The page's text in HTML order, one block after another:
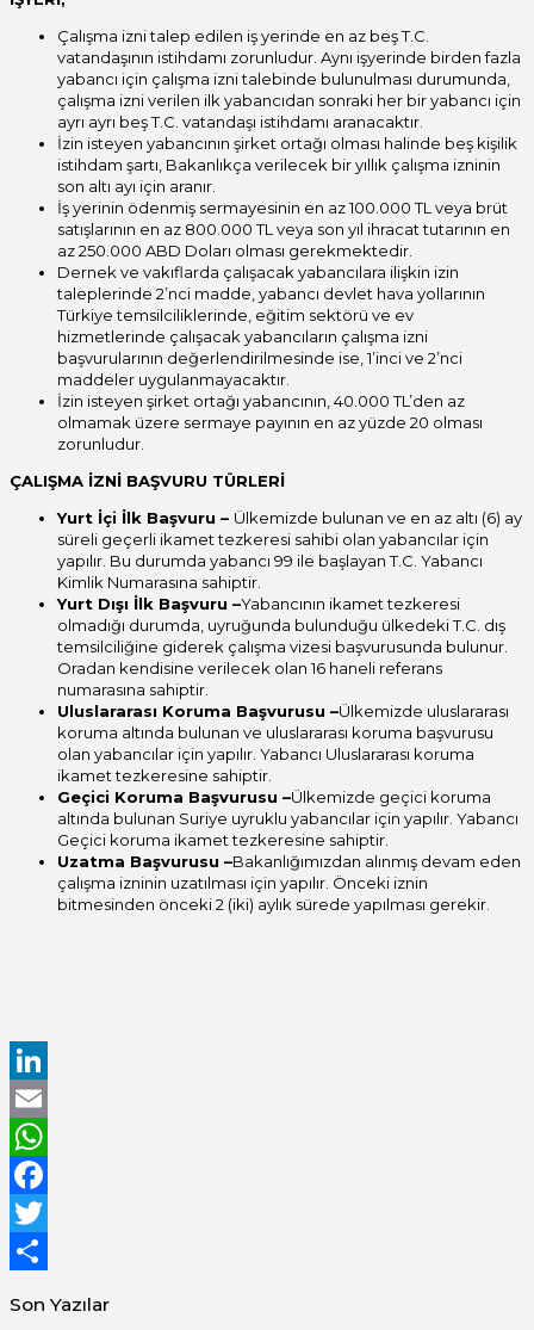
Çalışma izni talep edilen iş yerinde en az beş T.C.
vatandaşının istihdamı zorunludur. Aynı işyerinde birden fazla
yabancı için çalışma izni talebinde bulunulması durumunda,
çalışma izni verilen ilk yabancıdan sonraki her bir yabancı için
ayrı ayrı beş T.C. vatandaşı istihdamı aranacaktır.
İzin isteyen yabancının şirket ortağı olması halinde beş kişilik
istihdam şartı, Bakanlıkça verilecek bir yıllık çalışma izninin
son altı ayı için aranır.
İş yerinin ödenmiş sermayesinin en az 100.000 TL veya brüt
satışlarının en az 800.000 TL veya son yıl ihracat tutarının en
az 250.000 ABD Doları olması gerekmektedir.
Dernek ve vakıflarda çalışacak yabancılara ilişkin izin
taleplerinde 2’nci madde, yabancı devlet hava yollarının
Türkiye temsilciliklerinde, eğitim sektörü ve ev
hizmetlerinde çalışacak yabancıların çalışma izni
başvurularının değerlendirilmesinde ise, 1’inci ve 2’nci
maddeler uygulanmayacaktır.
İzin isteyen şirket ortağı yabancının, 40.000 TL’den az
olmamak üzere sermaye payının en az yüzde 20 olması
zorunludur.
ÇALIŞMA İZNİ BAŞVURU TÜRLERİ
Yurt İçi İlk Başvuru – Ülkemizde bulunan ve en az altı (6) ay
süreli geçerli ikamet tezkeresi sahibi olan yabancılar için
yapılır. Bu durumda yabancı 99 ile başlayan T.C. Yabancı
Kimlik Numarasına sahiptir.
Yurt Dışı İlk Başvuru –Yabancının ikamet tezkeresi
olmadığı durumda, uyruğunda bulunduğu ülkedeki T.C. dış
temsilciliğine giderek çalışma vizesi başvurusunda bulunur.
Oradan kendisine verilecek olan 16 haneli referans
numarasına sahiptir.
Uluslararası Koruma Başvurusu –Ülkemizde uluslararası
koruma altında bulunan ve uluslararası koruma başvurusu
olan yabancılar için yapılır. Yabancı Uluslararası koruma
ikamet tezkeresine sahiptir.
Geçici Koruma Başvurusu –Ülkemizde geçici koruma
altında bulunan Suriye uyruklu yabancılar için yapılır. Yabancı
Geçici koruma ikamet tezkeresine sahiptir.
Uzatma Başvurusu –Bakanlığımızdan alınmış devam eden
çalışma izninin uzatılması için yapılır. Önceki iznin
bitmesinden önceki 2 (iki) aylık sürede yapılması gerekir.
LinkedIn
Email
WhatsApp
Facebook
Twitter
Son Yazılar